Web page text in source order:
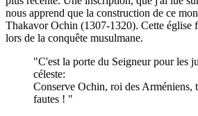
nous apprend que la construction de ce
Thakavor Ochin (1307-1320). Cette église
lors de la conquête musulmane.
"C'est la porte du Seigneur pour les
céleste:
Conserve Ochin, roi des Arméniens,
fautes ! "